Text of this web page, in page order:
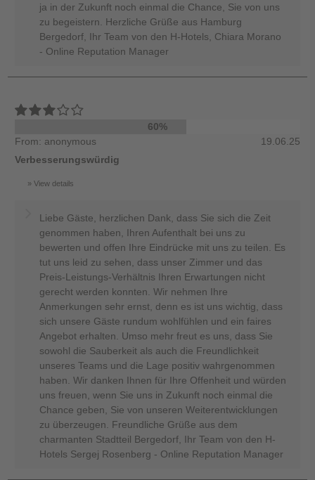
ja in der Zukunft noch einmal die Chance, Sie von uns
zu begeistern. Herzliche Grüße aus Hamburg
Bergedorf, Ihr Team von den H-Hotels, Chiara Morano
- Online Reputation Manager
60%
From: anonymous
19.06.25
Verbesserungswürdig
View details
Liebe Gäste, herzlichen Dank, dass Sie sich die Zeit
genommen haben, Ihren Aufenthalt bei uns zu
bewerten und offen Ihre Eindrücke mit uns zu teilen. Es
tut uns leid zu sehen, dass unser Zimmer und das
Preis-Leistungs-Verhältnis Ihren Erwartungen nicht
gerecht werden konnten. Wir nehmen Ihre
Anmerkungen sehr ernst, denn es ist uns wichtig, dass
sich unsere Gäste rundum wohlfühlen und ein faires
Angebot erhalten. Umso mehr freut es uns, dass Sie
sowohl die Sauberkeit als auch die Freundlichkeit
unseres Teams und die Lage positiv wahrgenommen
haben. Wir danken Ihnen für Ihre Offenheit und würden
uns freuen, wenn Sie uns in Zukunft noch einmal die
Chance geben, Sie von unseren Weiterentwicklungen
zu überzeugen. Freundliche Grüße aus dem
charmanten Stadtteil Bergedorf, Ihr Team von den H-
Hotels Sergej Rosenberg - Online Reputation Manager